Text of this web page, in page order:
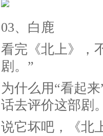
03、白鹿
看完《北上》，
剧。”
为什么用“看起
话去评价这部剧
说它坏吧，《北